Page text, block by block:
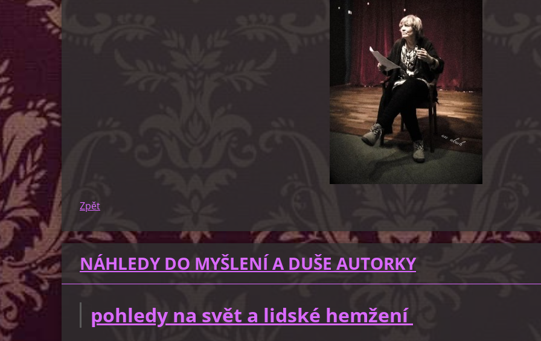
Zpět
NÁHLEDY DO MYŠLENÍ A DUŠE AUTORKY
pohledy na svět a lidské hemžení